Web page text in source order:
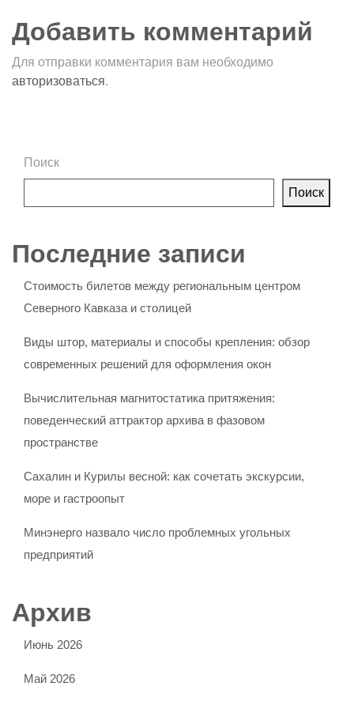
Добавить комментарий
Для отправки комментария вам необходимо
авторизоваться.
Поиск
Поиск
Последние записи
Стоимость билетов между региональным центром
Северного Кавказа и столицей
Виды штор, материалы и способы крепления: обзор
современных решений для оформления окон
Вычислительная магнитостатика притяжения:
поведенческий аттрактор архива в фазовом
пространстве
Сахалин и Курилы весной: как сочетать экскурсии,
море и гастроопыт
Минэнерго назвало число проблемных угольных
предприятий
Архив
Июнь 2026
Май 2026